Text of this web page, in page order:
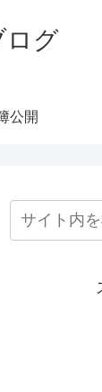
ログ
公開